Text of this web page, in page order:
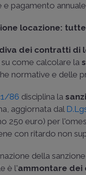
e pagamento
locazione:
dei contratti di
come calcolare la
normative e delle
86 disciplina la
aggiornata dal
250 euro) per
con ritardo non
della
è l'ammontare